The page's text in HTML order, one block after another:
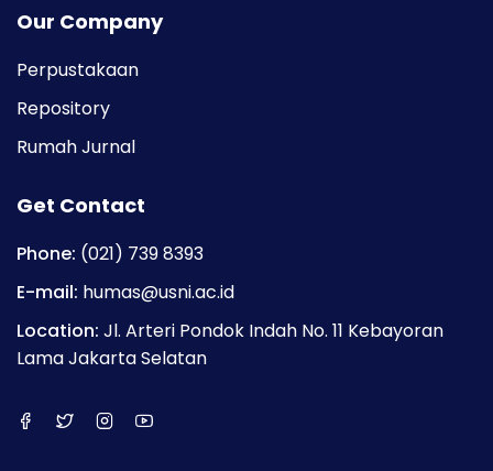
Our Company
Perpustakaan
Repository
Rumah Jurnal
Get Contact
Phone: (021) 739 8393
E-mail: humas@usni.ac.id
Location: Jl. Arteri Pondok Indah No. 11 Kebayoran
Lama Jakarta Selatan